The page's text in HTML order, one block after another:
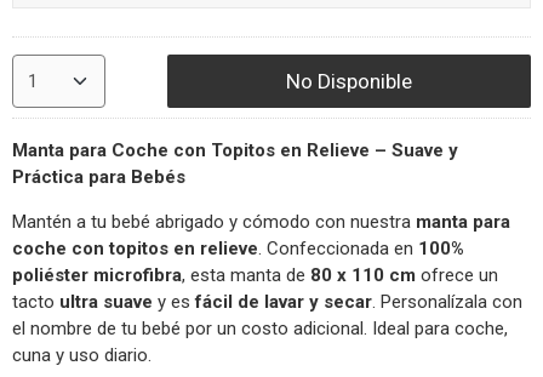
No Disponible
Manta para Coche con Topitos en Relieve – Suave y
Práctica para Bebés
Mantén a tu bebé abrigado y cómodo con nuestra manta para
coche con topitos en relieve. Confeccionada en 100%
poliéster microfibra, esta manta de 80 x 110 cm ofrece un
tacto ultra suave y esfácil de lavar y secar. Personalízala con
el nombre de tu bebé por un costo adicional. Ideal para coche,
cuna y uso diario.